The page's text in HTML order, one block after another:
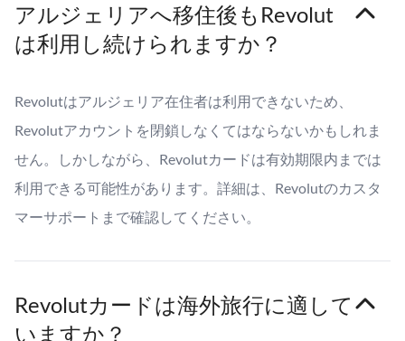
アルジェリアへ移住後もRevolut
は利用し続けられますか？
Revolutはアルジェリア在住者は利用できないため、
Revolutアカウントを閉鎖しなくてはならないかもしれま
せん。しかしながら、Revolutカードは有効期限内までは
利用できる可能性があります。詳細は、Revolutのカスタ
マーサポートまで確認してください。
Revolutカードは海外旅行に適して
いますか？